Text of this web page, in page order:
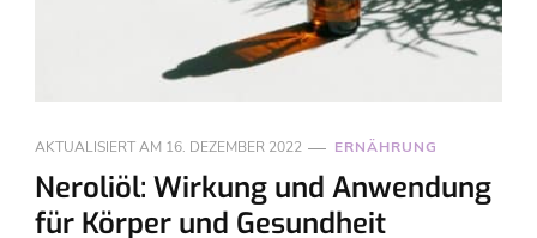
AKTUALISIERT AM 16. DEZEMBER 2022 ERNÄHRUNG
Neroliöl: Wirkung und Anwendung
für Körper und Gesundheit